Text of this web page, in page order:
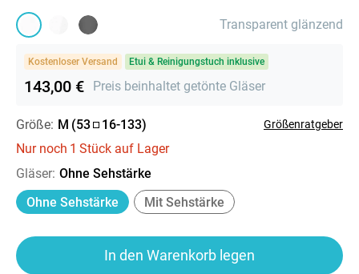
Transparent glänzend
Kostenloser Versand Etui & Reinigungstuch inklusive
143,00 € Preis beinhaltet getönte Gläser
Größe: M (53 16-133) Größenratgeber
Nur noch 1 Stück auf Lager
Gläser: Ohne Sehstärke
Ohne Sehstärke
Mit Sehstärke
In den Warenkorb legen